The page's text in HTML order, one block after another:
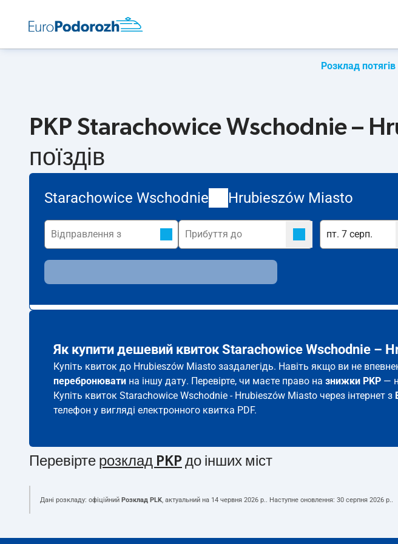
Розклад потягів
PKP Starachowice Wschodnie –
поїздів
Starachowice Wschodnie Hrubieszów Miasto
Як купити дешевий квиток Starachowice Wschodnie –
Купіть квиток до Hrubieszów Miasto заздалегідь. Навіть якщо ви не
перебронювати на іншу дату. Перевірте, чи маєте право на знижки PKP —
Купіть квиток Starachowice Wschodnie - Hrubieszów Miasto через інтернет з
телефон у вигляді електронного квитка PDF.
Перевірте розклад PKP до інших міст
Дані розкладу: офіційний Розклад PLK, актуальний на 14 червня 2026 р.. Наступне оновлення: 30 серпня 2026 р..